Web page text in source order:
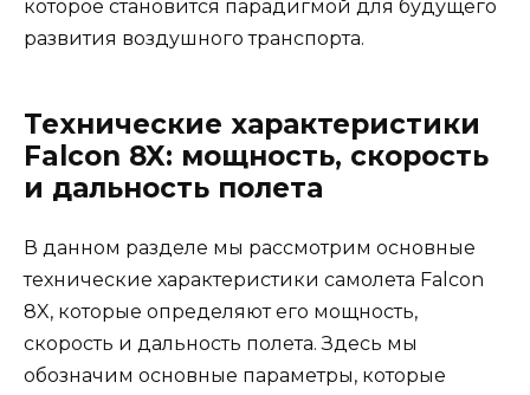
которое становится парадигмой для будущего
развития воздушного транспорта.
Технические характеристики
Falcon 8X: мощность, скорость
и дальность полета
В данном разделе мы рассмотрим основные
технические характеристики самолета Falcon
8X, которые определяют его мощность,
скорость и дальность полета. Здесь мы
обозначим основные параметры, которые